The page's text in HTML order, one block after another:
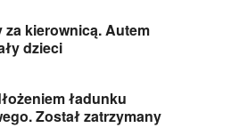
za kierownicą. Autem
dzieci
ładunku
Został zatrzymany